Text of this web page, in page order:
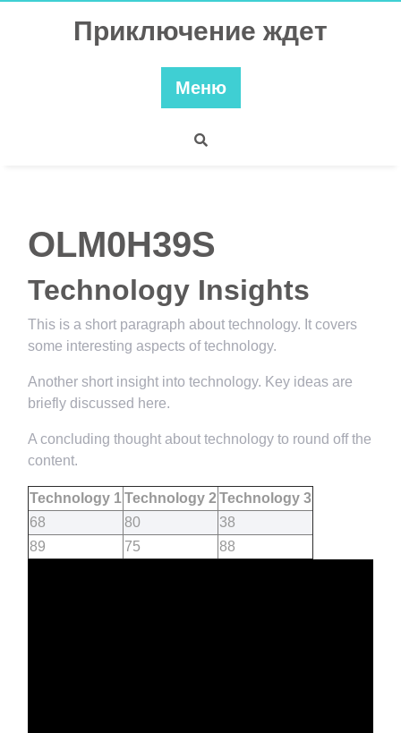
Приключение ждет
Меню
OLM0H39S
Technology Insights
This is a short paragraph about technology. It covers
some interesting aspects of technology.
Another short insight into technology. Key ideas are
briefly discussed here.
A concluding thought about technology to round off the
content.
Technology 1Technology 2 Technology 3
68
80
38
89
75 88